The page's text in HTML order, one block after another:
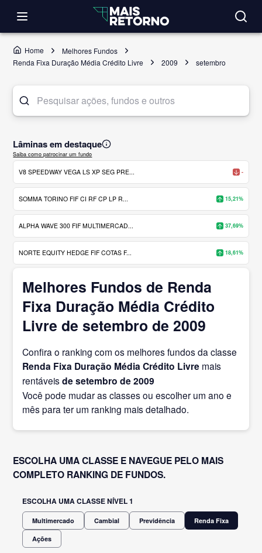
Home
Melhores Fundos
Renda Fixa Duração Média Crédito Livre
2009 setembro
Lâminas em destaque
Saiba como patrocinar um fundo
V8 SPEEDWAY VEGA LS XP SEG PRE... -
SOMMA TORINO FIF CI RF CP LP R... 15,21%
ALPHA WAVE 300 FIF MULTIMERCAD... 37,69%
NORTE EQUITY HEDGE FIF COTAS F... 18,61%
Melhores Fundos de Renda
Fixa Duração Média Crédito
Livre de setembro de 2009
Confira o ranking com os melhores fundos da classe
Renda Fixa Duração Média Crédito Livre mais
rentáveisde setembro de 2009
Você pode mudar as classes ou escolher um ano e
mês para ter um ranking mais detalhado.
ESCOLHA UMA CLASSE E NAVEGUE PELO MAIS
COMPLETO RANKING DE FUNDOS.
ESCOLHA UMA CLASSE NÍVEL 1
Multimercado Cambial Previdência Renda Fixa
Ações